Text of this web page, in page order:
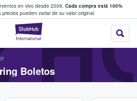
en vivo desde 2009. Cada compra está 100%
precios pueden variar de su valor original.
StubHub: donde
y venden boletos
Boletos